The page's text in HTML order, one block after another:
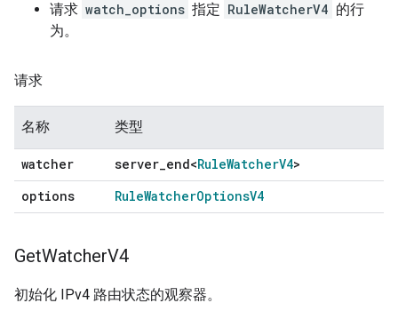
请求 watch_options 指定 RuleWatcherV4 的行
为。
请求
名称 类型
watcher server_end<RuleWatcherV4>
options
RuleWatcherOptionsV4
GetWatcherV4
初始化 IPv4 路由状态的观察器。